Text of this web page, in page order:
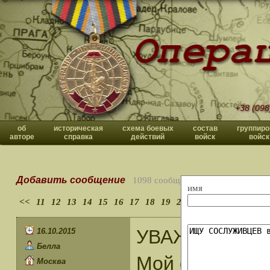
+38
об
авторе
историческая
справка
схема боевых
действий
состав
войск
войск
имя
Добавить сообщение 1098 сообщений
<< 11 12 13 14 15 16 17 18 19 20
16.10.2015
Белла
Москва
УВАЖАЕМЫЙ
Мой отец